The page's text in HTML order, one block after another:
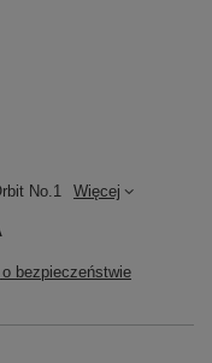
No.1 Więcej
bezpieczeństwie